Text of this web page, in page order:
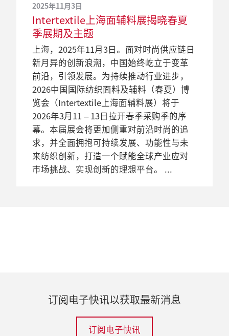
2025年11月3日
Intertextile上海面辅料展揭晓春夏
季展期及主题
上海，2025年11月3日。面对时尚供应链日
新月异的创新浪潮，中国始终屹立于变革
前沿，引领发展。为持续推动行业进步，
2026中国国际纺织面料及辅料（春夏）博
览会（Intertextile上海面辅料展）将于
2026年3月11 – 13日拉开春季采购季的序
幕。本届展会将更加侧重对前沿时尚的追
求，并全面拥抱可持续发展、功能性与未
来纺织创新，打造一个赋能全球产业应对
市场挑战、实现创新的理想平台。
上海面辅料展）的国际观众人数翻倍之
后，在刚过去的秋冬展亦进一步实现了强
劲增长。加上两季展会的海外参与者均表
示展会已恢复到了顶峰状态，在此成功的
基础上，主办方宣布下一届Intertextile上海
面辅料春夏展将于2025年3月11 – 13日隆重
举行。突显本届展会主题的亮点包括呈现
2026年春夏潮流的Intertextile流行趋势
区、载誉归来的可持续发展专区和数字解
决方案专区，以及主题更加丰富的同期活
动。
国内服装出口也将于2024 年反弹，有利带
动整体经济增长。在连串利好消息的推动
下，不少主要供应商已确认参展中国国际
纺织布料及辅料（春夏）博览会
（Intertextile上海面辅料展），展会将于
2024 年 3 月 6至8 日在国家会展中心（上
海）盛大举行。
2023年9月26日
Intertextile上海面辅料春夏展将为
全球纺织 产业链带来无限商机
下届中国国际纺织面料及辅料（春夏）博
缔造商贸与采购的新机遇。展会期间同期
举办的缤纷增值活动将助力展会参与者拓
展广泛的跨境商贸网络。
活、颂赞多样性和倡导可持续发展的未
来。中国国际纺织面料及辅料(春夏)博览会
（Intertextile上海面辅料展）以“继续前
行”为核心主题，阐释2024年春夏面辅料
趋势。展会将于2023年3月8至10日在国家
会展中心（上海）举行。参与者可于展会
现场的流行趋势区探索这一主题涵盖的四
大潮流趋势故事：回归大地、诗意感性、
小众另类及活力重启。
2022年11月24日
重点展商率先落实参与Intertextile
上海面辅料展释放积极市场信号
示最新创新成果的纺织业盛会，我们期望
展会秉承为行业构建商贸平台的宗旨，进
一步支持市场复苏。”
参展商于复苏中的中国纺织市场寻找商
机。
料博览会（下称Intertextile上海面辅料展）
大获成功之后，服装面辅料行业展望继续
透过展会了解未来市场趋势、展示创新产
品和推动长期合作关系。2019年春季的
Intertextile上海面辅料展将于2019年3月12
至14日在国家会展中心（上海）举行，全
球各地的纺织品供应商和买家都正为此积
极准备。随着每年展會的买家数量的稳步
增长（2018春季展: 82,314名来自104个国
家和地区的买家，比2017年增加了
15%），参展商对展会吸引大量优质观众的
能力充满信心。
订阅电子快讯以获取最新消息
订阅电子快讯